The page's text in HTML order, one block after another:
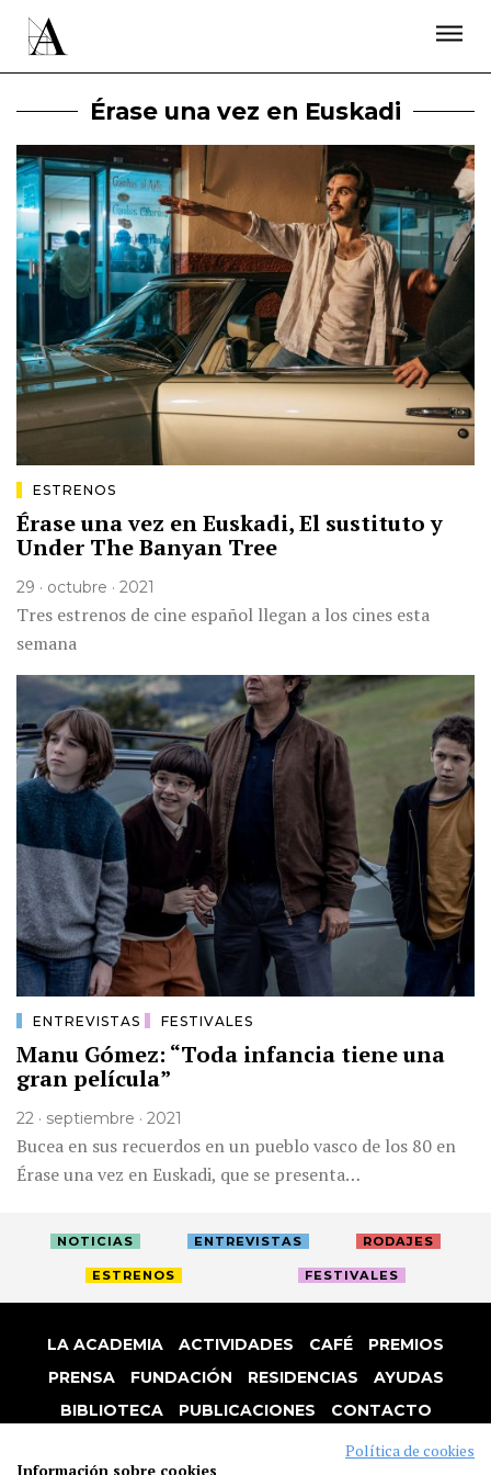
Érase una vez en Euskadi
ESTRENOS
Érase una vez en Euskadi, El sustituto y
Under The Banyan Tree
29 · octubre · 2021
Tres estrenos de cine español llegan a los cines esta
semana
ENTREVISTAS FESTIVALES
Manu Gómez: “Toda infancia tiene una
gran película”
22 · septiembre · 2021
Bucea en sus recuerdos en un pueblo vasco de los 80 en
Érase una vez en Euskadi, que se presenta…
NOTICIAS ENTREVISTAS RODAJES
ESTRENOS FESTIVALES
LA ACADEMIA ACTIVIDADES CAFÉ
PREMIOS
PRENSA
FUNDACIÓN RESIDENCIAS
AYUDAS
BIBLIOTECA
PUBLICACIONES
CONTACTO
COOKIES
ÚNETE A LA ACADEMIA DE CINE
NEWSLETTER
Política de cookies
Información sobre cookies